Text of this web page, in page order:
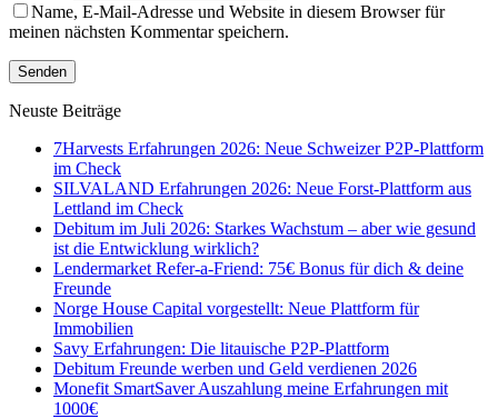
Name, E-Mail-Adresse und Website in diesem Browser für
meinen nächsten Kommentar speichern.
Neuste Beiträge
7Harvests Erfahrungen 2026: Neue Schweizer P2P-Plattform
im Check
SILVALAND Erfahrungen 2026: Neue Forst-Plattform aus
Lettland im Check
Debitum im Juli 2026: Starkes Wachstum – aber wie gesund
ist die Entwicklung wirklich?
Lendermarket Refer-a-Friend: 75€ Bonus für dich & deine
Freunde
Norge House Capital vorgestellt: Neue Plattform für
Immobilien
Savy Erfahrungen: Die litauische P2P-Plattform
Debitum Freunde werben und Geld verdienen 2026
Monefit SmartSaver Auszahlung meine Erfahrungen mit
1000€